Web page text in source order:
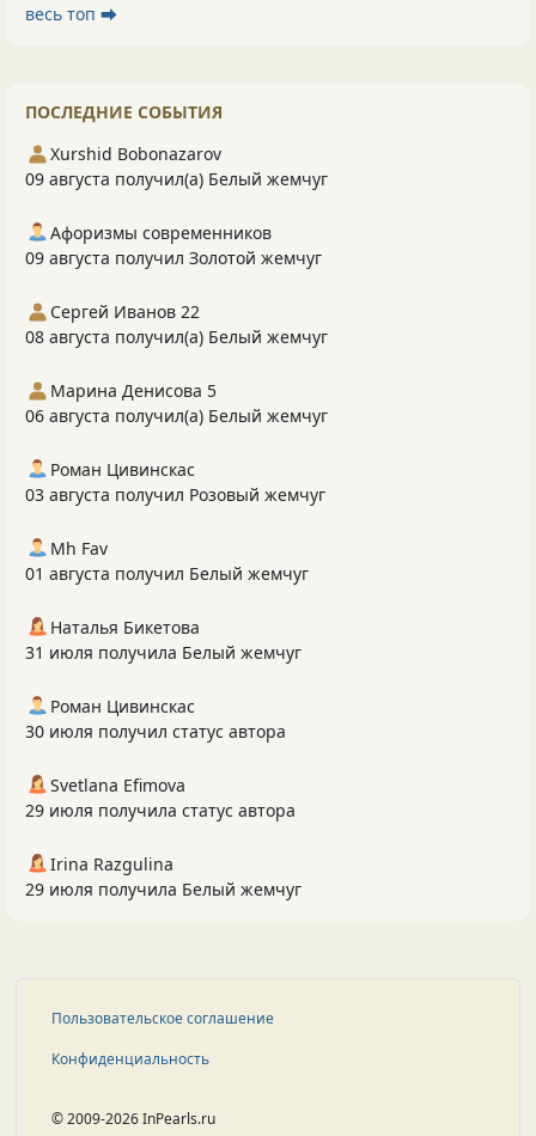
весь топ ⮕
ПОСЛЕДНИЕ СОБЫТИЯ
Xurshid Bobonazarov
09 августа получил(а) Белый жемчуг
Афоризмы современников
09 августа получил Золотой жемчуг
Сергей Иванов 22
08 августа получил(а) Белый жемчуг
Марина Денисова 5
06 августа получил(а) Белый жемчуг
Роман Цивинскас
03 августа получил Розовый жемчуг
Mh Fav
01 августа получил Белый жемчуг
Наталья Бикетова
31 июля получила Белый жемчуг
Роман Цивинскас
30 июля получил статус автора
Svetlana Efimova
29 июля получила статус автора
Irina Razgulina
29 июля получила Белый жемчуг
Пользовательское соглашение
Конфиденциальность
© 2009-2026 InPearls.ru